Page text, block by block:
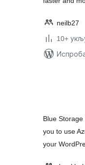
neilb27
10+
Blue
you to use
your